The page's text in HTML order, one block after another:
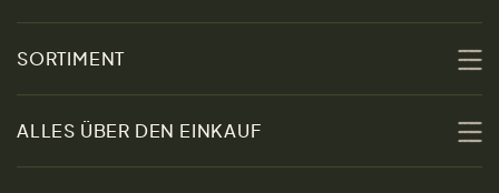
Nachhaltigkeit
SORTIMENT
Damen
ALLES ÜBER DEN EINKAUF